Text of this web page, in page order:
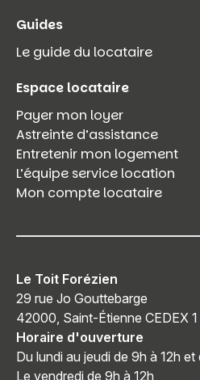
Guides
Le guide du locataire
Espace locataire
Payer mon loyer
Astreinte d’assistance
Entretenir mon logement
L’équipe service location
Mon compte locataire
Le Toit Forézien
29 rue Jo Gouttebarge
42000, Saint-Étienne CEDEX 1
Horaire d'ouverture
Du lundi au jeudi de 9h à 12h
Le vendredi de 9h à 12h